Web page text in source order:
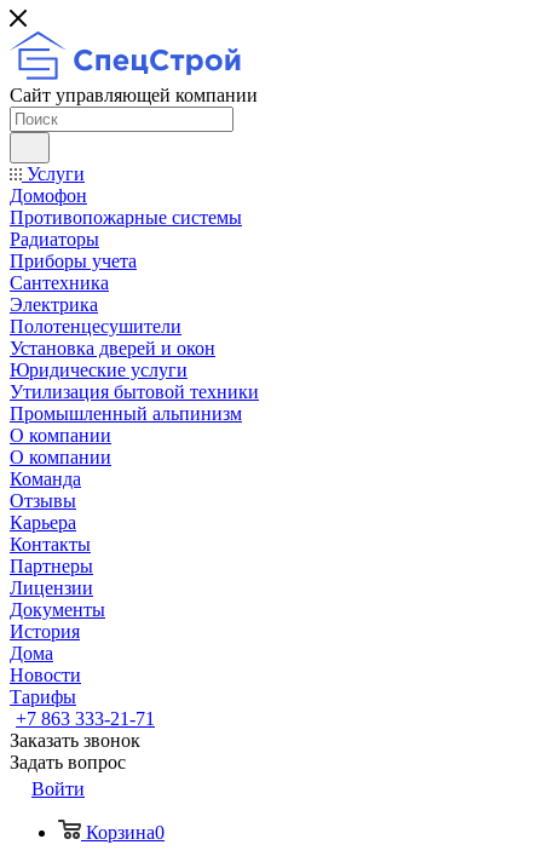
Сайт управляющей компании
Услуги
Домофон
Противопожарные системы
Радиаторы
Приборы учета
Сантехника
Электрика
Полотенцесушители
Установка дверей и окон
Юридические услуги
Утилизация бытовой техники
Промышленный альпинизм
О компании
О компании
Команда
Отзывы
Карьера
Контакты
Партнеры
Лицензии
Документы
История
Дома
Новости
Тарифы
+7 863 333-21-71
Заказать звонок
Задать вопрос
Войти
Корзина0